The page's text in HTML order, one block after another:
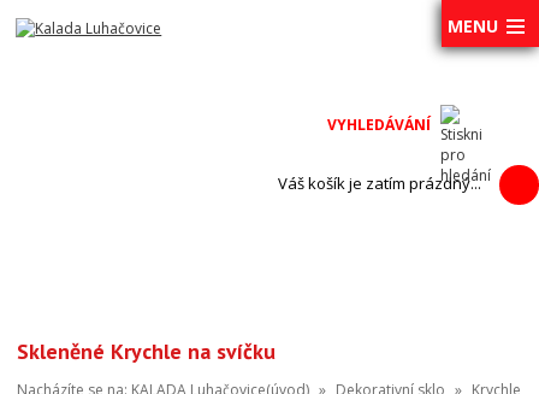
MENU
Váš košík je zatím prázdný...
Skleněné Krychle na svíčku
Nacházíte se na: KALADA Luhačovice(úvod) » Dekorativní sklo » Krychle